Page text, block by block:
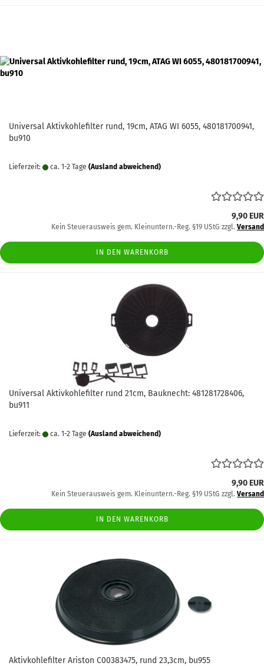
Universal Aktivkohlefilter rund, 19cm, ATAG WI 6055, 480181700941,
bu910
Lieferzeit: ca. 1-2 Tage (Ausland abweichend)
9,90 EUR
Kein Steuerausweis gem. Kleinuntern.-Reg. §19 UStG zzgl. Versand
IN DEN WARENKORB
Universal Aktivkohlefilter rund 21cm, Bauknecht: 481281728406,
bu911
Lieferzeit: ca. 1-2 Tage (Ausland abweichend)
9,90 EUR
Kein Steuerausweis gem. Kleinuntern.-Reg. §19 UStG zzgl. Versand
IN DEN WARENKORB
Aktivkohlefilter Ariston C00383475, rund 23,3cm, bu955